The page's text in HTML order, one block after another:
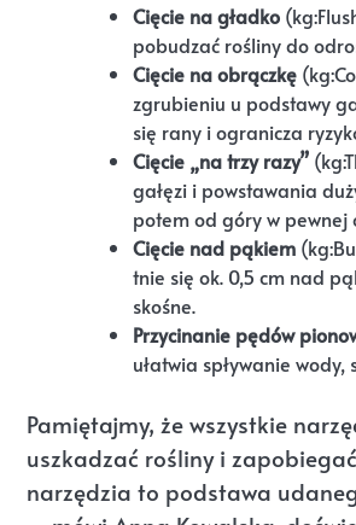
Cięcie na gładko
pobudzać rośliny do
Cięcie na obrączkę
zgrubieniu u podstawy
się rany i ogranicza
Cięcie „na trzy razy”
gałęzi i powstawania
potem od góry w pewnej
Cięcie nad pąkiem
tnie się ok. 0,5 cm nad
skośne.
Przycinanie pędów
ułatwia spływanie
Pamiętajmy, że wszystkie
uszkadzać rośliny i
narzędzia to podstawa